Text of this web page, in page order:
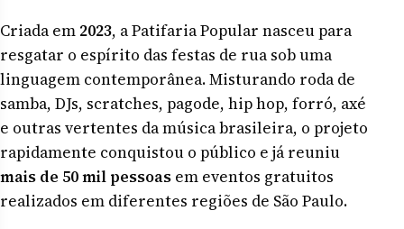
Criada em 2023, a Patifaria Popular nasceu para
resgatar o espírito das festas de rua sob uma
linguagem contemporânea. Misturando roda de
samba, DJs, scratches, pagode, hip hop, forró, axé
e outras vertentes da música brasileira, o projeto
rapidamente conquistou o público e já reuniu
mais de 50 mil pessoas em eventos gratuitos
realizados em diferentes regiões de São Paulo.